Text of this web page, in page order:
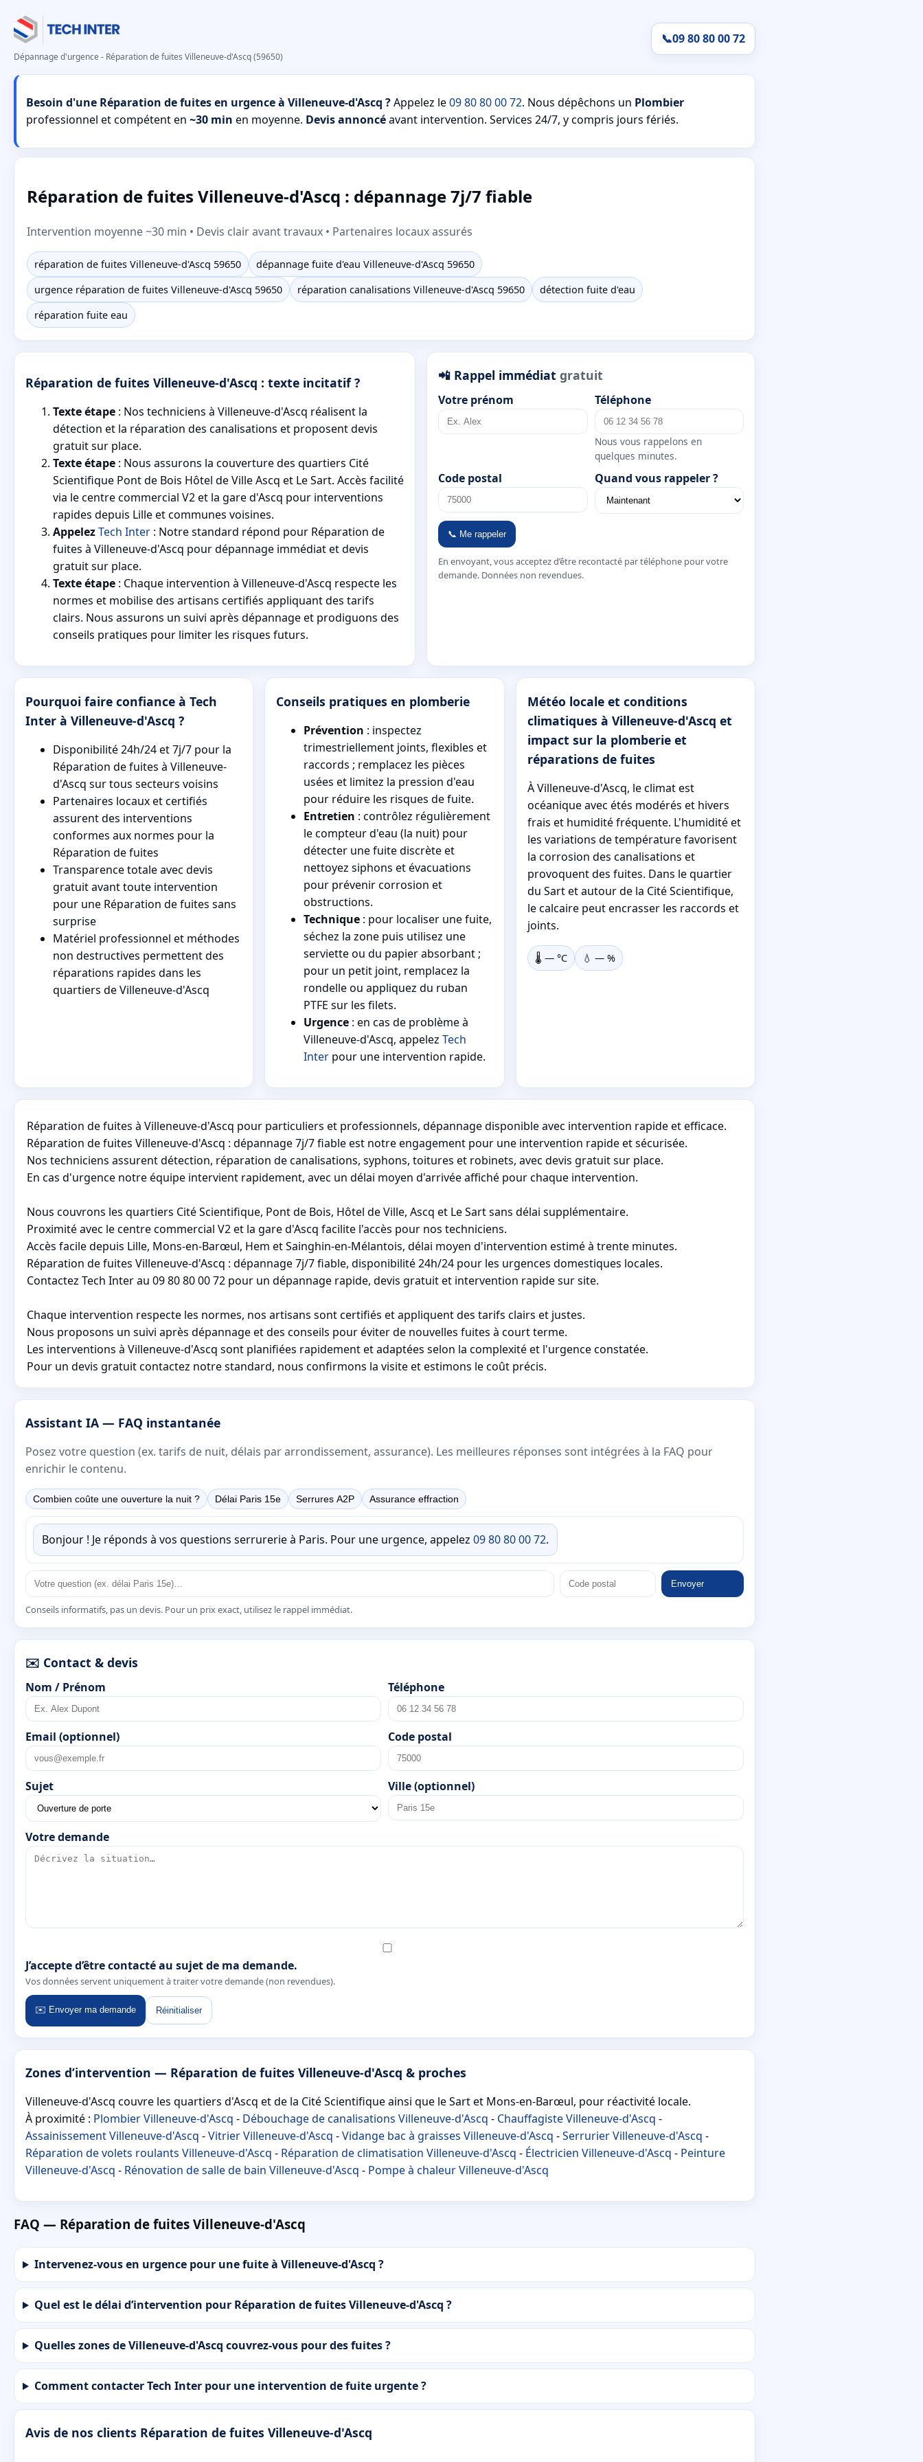
Dépannage d'urgence - Réparation de fuites Villeneuve-d'Ascq (59650)
📞09 80 80 00 72
Besoin d'une Réparation de fuites en urgence à Villeneuve-d'Ascq ?Appelez le09 80 80 00 72. Nous dépêchons un Plombier
professionnel et compétent en ~30 min en moyenne. Devis annoncéavant intervention. Services 24/7, y compris jours fériés.
Réparation de fuites Villeneuve-d'Ascq : dépannage 7j/7 fiable
Intervention moyenne ~30 min • Devis clair avant travaux • Partenaires locaux assurés
réparation de fuites Villeneuve-d'Ascq 59650
dépannage fuite d'eau Villeneuve-d'Ascq 59650
urgence réparation de fuites Villeneuve-d'Ascq 59650
réparation canalisations Villeneuve-d'Ascq 59650
détection fuite d'eau
réparation fuite eau
Réparation de fuites Villeneuve-d'Ascq : texte incitatif ?
Texte étape : Nos techniciens à Villeneuve-d'Ascq réalisent la
détection et la réparation des canalisations et proposent devis
gratuit sur place.
Texte étape : Nous assurons la couverture des quartiers Cité
Scientifique Pont de Bois Hôtel de Ville Ascq et Le Sart. Accès facilité
via le centre commercial V2 et la gare d'Ascq pour interventions
rapides depuis Lille et communes voisines.
AppelezTech Inter : Notre standard répond pour Réparation de
fuites à Villeneuve-d'Ascq pour dépannage immédiat et devis
gratuit sur place.
Texte étape : Chaque intervention à Villeneuve-d'Ascq respecte les
normes et mobilise des artisans certifiés appliquant des tarifs
clairs. Nous assurons un suivi après dépannage et prodiguons des
conseils pratiques pour limiter les risques futurs.
📲 Rappel immédiatgratuit
Votre prénom Téléphone
Nous vous rappelons en
quelques minutes.
Code postal Quand vous rappeler ?
📞 Me rappeler
En envoyant, vous acceptez d’être recontacté par téléphone pour votre
demande. Données non revendues.
Pourquoi faire confiance à Tech
Inter à Villeneuve-d'Ascq ?
Disponibilité 24h/24 et 7j/7 pour la
Réparation de fuites à Villeneuve-
d'Ascq sur tous secteurs voisins
Partenaires locaux et certifiés
assurent des interventions
conformes aux normes pour la
Réparation de fuites
Transparence totale avec devis
gratuit avant toute intervention
pour une Réparation de fuites sans
surprise
Matériel professionnel et méthodes
non destructives permettent des
réparations rapides dans les
quartiers de Villeneuve-d'Ascq
Conseils pratiques en plomberie
Prévention : inspectez
trimestriellement joints, flexibles et
raccords ; remplacez les pièces
usées et limitez la pression d'eau
pour réduire les risques de fuite.
Entretien : contrôlez régulièrement
le compteur d'eau (la nuit) pour
détecter une fuite discrète et
nettoyez siphons et évacuations
pour prévenir corrosion et
obstructions.
Technique : pour localiser une fuite,
séchez la zone puis utilisez une
serviette ou du papier absorbant ;
pour un petit joint, remplacez la
rondelle ou appliquez du ruban
PTFE sur les filets.
Urgence : en cas de problème à
Villeneuve-d'Ascq, appelezTech
Inter pour une intervention rapide.
Météo locale et conditions
climatiques à Villeneuve-d'Ascq et
impact sur la plomberie et
réparations de fuites
À Villeneuve-d'Ascq, le climat est
océanique avec étés modérés et hivers
frais et humidité fréquente. L'humidité et
les variations de température favorisent
la corrosion des canalisations et
provoquent des fuites. Dans le quartier
du Sart et autour de la Cité Scientifique,
le calcaire peut encrasser les raccords et
joints.
🌡️ —°C 💧 —%
Réparation de fuites à Villeneuve-d'Ascq pour particuliers et professionnels, dépannage disponible avec intervention rapide et efficace.
Réparation de fuites Villeneuve-d'Ascq : dépannage 7j/7 fiable est notre engagement pour une intervention rapide et sécurisée.
Nos techniciens assurent détection, réparation de canalisations, syphons, toitures et robinets, avec devis gratuit sur place.
En cas d'urgence notre équipe intervient rapidement, avec un délai moyen d'arrivée affiché pour chaque intervention.
Nous couvrons les quartiers Cité Scientifique, Pont de Bois, Hôtel de Ville, Ascq et Le Sart sans délai supplémentaire.
Proximité avec le centre commercial V2 et la gare d'Ascq facilite l'accès pour nos techniciens.
Accès facile depuis Lille, Mons-en-Barœul, Hem et Sainghin-en-Mélantois, délai moyen d'intervention estimé à trente minutes.
Réparation de fuites Villeneuve-d'Ascq : dépannage 7j/7 fiable, disponibilité 24h/24 pour les urgences domestiques locales.
Contactez Tech Inter au 09 80 80 00 72 pour un dépannage rapide, devis gratuit et intervention rapide sur site.
Chaque intervention respecte les normes, nos artisans sont certifiés et appliquent des tarifs clairs et justes.
Nous proposons un suivi après dépannage et des conseils pour éviter de nouvelles fuites à court terme.
Les interventions à Villeneuve-d'Ascq sont planifiées rapidement et adaptées selon la complexité et l'urgence constatée.
Pour un devis gratuit contactez notre standard, nous confirmons la visite et estimons le coût précis.
Assistant IA — FAQ instantanée
Posez votre question (ex. tarifs de nuit, délais par arrondissement, assurance). Les meilleures réponses sont intégrées à la FAQ pour
enrichir le contenu.
Combien coûte une ouverture la nuit ? Délai Paris 15e Serrures A2P Assurance effraction
Bonjour ! Je réponds à vos questions serrurerie à Paris. Pour une urgence, appelez 09 80 80 00 72.
Envoyer
Conseils informatifs, pas un devis. Pour un prix exact, utilisez le rappel immédiat.
✉️ Contact & devis
Nom / Prénom Téléphone
Email (optionnel) Code postal
Sujet Ville (optionnel)
Votre demande
J’accepte d’être contacté au sujet de ma demande.
Vos données servent uniquement à traiter votre demande (non revendues).
✉️ Envoyer ma demande Réinitialiser
Zones d’intervention — Réparation de fuites Villeneuve-d'Ascq & proches
Villeneuve-d'Ascq couvre les quartiers d'Ascq et de la Cité Scientifique ainsi que le Sart et Mons-en-Barœul, pour réactivité locale.
À proximité : Plombier Villeneuve-d'Ascq - Débouchage de canalisations Villeneuve-d'Ascq - Chauffagiste Villeneuve-d'Ascq -
Assainissement Villeneuve-d'Ascq -Vitrier Villeneuve-d'Ascq -Vidange bac à graisses Villeneuve-d'Ascq -Serrurier Villeneuve-d'Ascq -
Réparation de volets roulants Villeneuve-d'Ascq - Réparation de climatisation Villeneuve-d'Ascq - Électricien Villeneuve-d'Ascq - Peinture
Villeneuve-d'Ascq - Rénovation de salle de bain Villeneuve-d'Ascq - Pompe à chaleur Villeneuve-d'Ascq
FAQ — Réparation de fuites Villeneuve-d'Ascq
Intervenez-vous en urgence pour une fuite à Villeneuve-d'Ascq ?
Quel est le délai d’intervention pour Réparation de fuites Villeneuve-d'Ascq ?
Quelles zones de Villeneuve-d'Ascq couvrez-vous pour des fuites ?
Comment contacter Tech Inter pour une intervention de fuite urgente ?
Avis de nos clients Réparation de fuites Villeneuve-d'Ascq